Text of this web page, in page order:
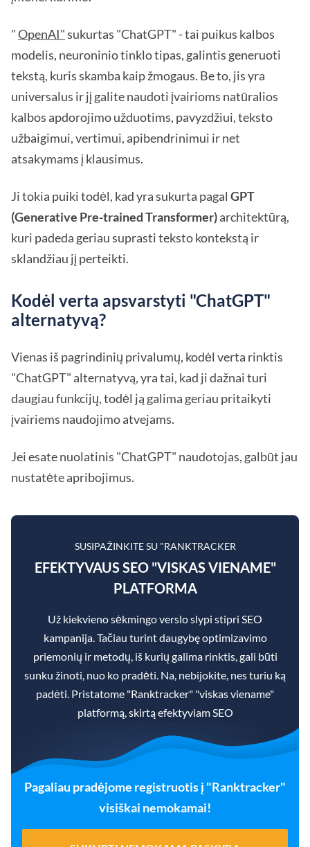
"OpenAI"sukurtas "ChatGPT" - tai puikus kalbos
modelis, neuroninio tinklo tipas, galintis generuoti
tekstą, kuris skamba kaip žmogaus. Be to, jis yra
universalus ir jį galite naudoti įvairioms natūralios
kalbos apdorojimo užduotims, pavyzdžiui, teksto
užbaigimui, vertimui, apibendrinimui ir net
atsakymams į klausimus.
Ji tokia puiki todėl, kad yra sukurta pagal GPT
(Generative Pre-trained Transformer)architektūrą,
kuri padeda geriau suprasti teksto kontekstą ir
sklandžiau jį perteikti.
Kodėl verta apsvarstyti "ChatGPT"
alternatyvą?
Vienas iš pagrindinių privalumų, kodėl verta rinktis
"ChatGPT" alternatyvą, yra tai, kad ji dažnai turi
daugiau funkcijų, todėl ją galima geriau pritaikyti
įvairiems naudojimo atvejams.
Jei esate nuolatinis "ChatGPT" naudotojas, galbūt jau
nustatėte apribojimus.
SUSIPAŽINKITE SU "RANKTRACKER
EFEKTYVAUS SEO "VISKAS VIENAME"
PLATFORMA
Už kiekvieno sėkmingo verslo slypi stipri SEO
kampanija. Tačiau turint daugybę optimizavimo
priemonių ir metodų, iš kurių galima rinktis, gali būti
sunku žinoti, nuo ko pradėti. Na, nebijokite, nes turiu ką
padėti. Pristatome "Ranktracker" "viskas viename"
platformą, skirtą efektyviam SEO
Pagaliau pradėjome registruotis į "Ranktracker"
visiškai nemokamai!